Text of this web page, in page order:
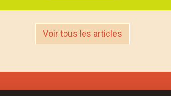
Voir tous les articles